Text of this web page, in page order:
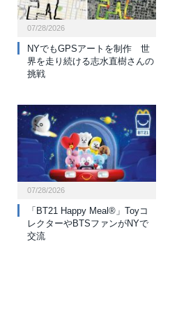
07/28/2026
NYでもGPSアートを制作 世
界を走り続ける志水直樹さんの
挑戦
07/28/2026
「BT21 Happy Meal®」Toyコ
レクターやBTSファンがNYで
交流